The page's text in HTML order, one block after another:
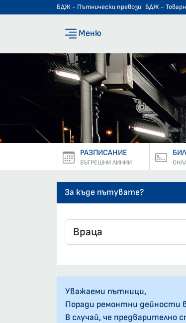
БДЖ - Пътнически превози БДЖ -
Меню
РАЗПИСАНИЕ
ВЪТРЕШНИ ЛИНИИ
За къде пътувате?
Уважаеми пътници,
Поради ремонтни дейности
В случай, че предварително